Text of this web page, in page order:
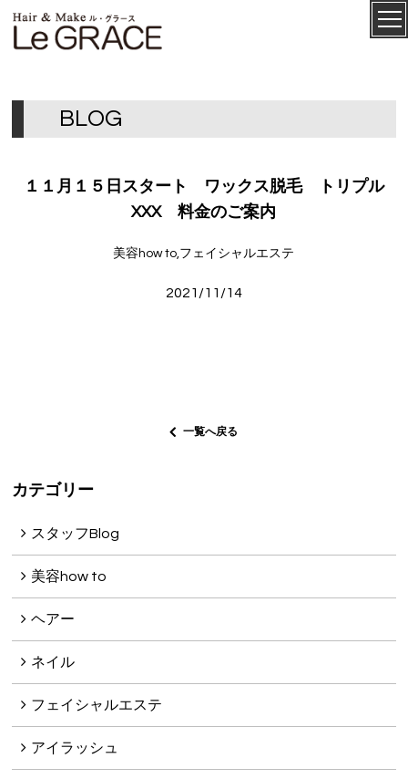
ル・グ
ラース
CONCEPT
BLOG
NEWS
RECRUIT
PRIVACY POLICY
BLOG
１１月１５日スタート ワックス脱毛 トリプル
XXX 料金のご案内
美容how to,フェイシャルエステ
2021/11/14
一覧へ戻る
カテゴリー
スタッフBlog
美容how to
ヘアー
ネイル
フェイシャルエステ
アイラッシュ